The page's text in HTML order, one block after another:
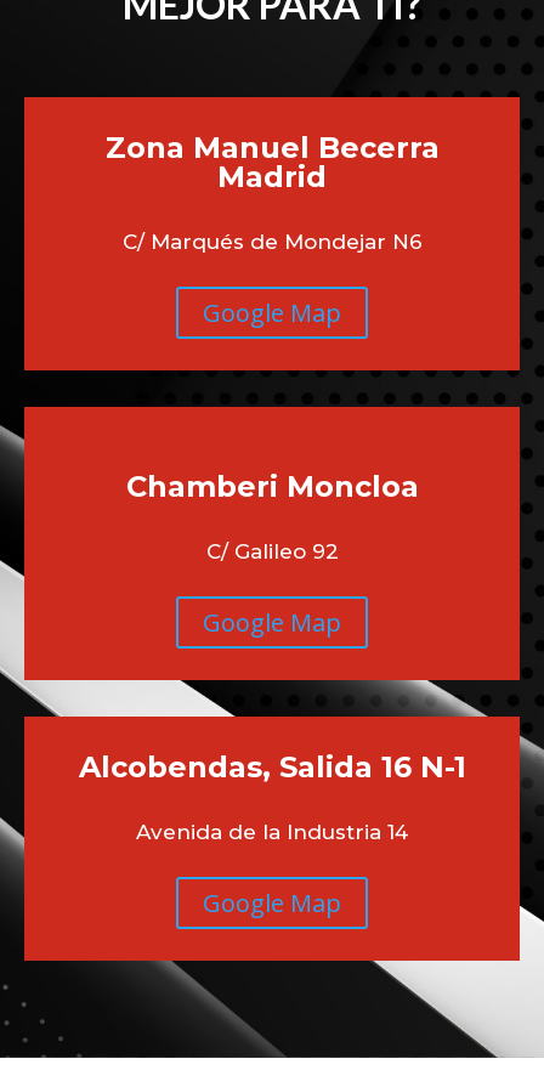
Zona Manuel Becerra
Madrid
C/ Marqués de Mondejar N6
Google Map
Chamberi Moncloa
C/ Galileo 92
Google Map
Alcobendas, Salida 16 N-1
Avenida de la Industria 14
Google Map